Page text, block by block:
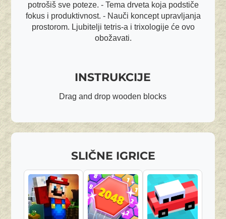
potrošiš sve poteze. - Tema drveta koja podstiče
fokus i produktivnost. - Nauči koncept upravljanja
prostorom. Ljubitelji tetris-a i trixologije će ovo
obožavati.
INSTRUKCIJE
Drag and drop wooden blocks
SLIČNE IGRICE